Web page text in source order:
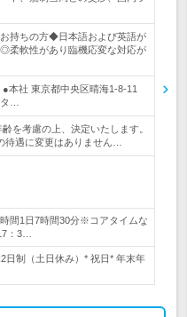
持ちの方◆日本語および英語が
柔軟性があり臨機応変な対応が
本社 東京都中央区晴海1-8-11
…
を考慮の上、決定いたします。
遇に変更はありません…
間1日7時間30分※コアタイムな
：3…
日制（土日休み）* 祝日* 年末年